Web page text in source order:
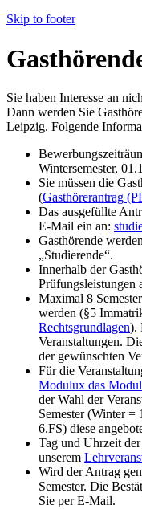
Skip to footer
Sie haben Interesse an
Dann werden Sie
Leipzig. Folgende
Wintersemester,
Sie müssen die
(Gasthörerantrag
Das ausgefüllte
E-Mail ein an:
Gasthörende
„Studierende“.
Innerhalb der
Prüfungsleistungen
Maximal 8
werden (§5
Rechtsgrundlagen).
Veranstaltungen.
der gewünschten
Für die
Modulux das
der Wahl der
Semester (Winter =
6.FS) diese
Tag und Uhrzeit
unserem
Wird der Antrag
Semester. Die
Sie per E-Mail.